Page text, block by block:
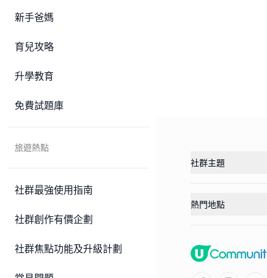
新手爸媽
育兒攻略
升學教育
免費試題庫
旅遊熱點
社群最強使用指南
社群創作有價企劃
社群焦點功能及升級計劃
社群主題
熱門地點